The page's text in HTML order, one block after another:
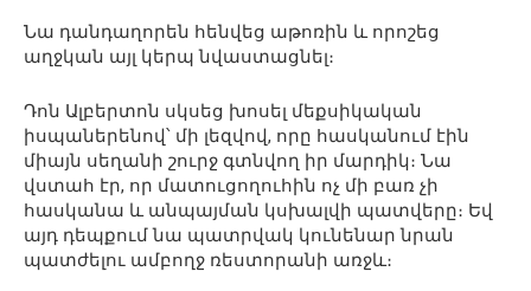
Նա դանդաղորեն հենվեց աթոռին և որոշեց
աղջկան այլ կերպ նվաստացնել։
Դոն Ալբերտոն սկսեց խոսել մեքսիկական
իսպաներենով՝ մի լեզվով, որը հասկանում էին
միայն սեղանի շուրջ գտնվող իր մարդիկ։ Նա
վստահ էր, որ մատուցողուհին ոչ մի բառ չի
հասկանա և անպայման կսխալվի պատվերը։ Եվ
այդ դեպքում նա պատրվակ կունենար նրան
պատժելու ամբողջ ռեստորանի առջև։